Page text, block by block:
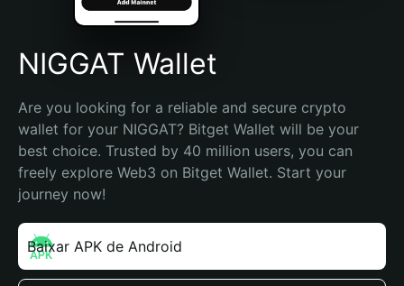
Español (Argentina)
NIGGAT Wallet
Are you looking for a reliable and secure crypto
wallet for your NIGGAT? Bitget Wallet will be your
best choice. Trusted by 40 million users, you can
freely explore Web3 on Bitget Wallet. Start your
journey now!
Baixar APK de Android